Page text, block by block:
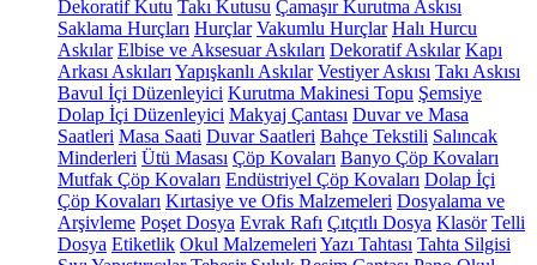
Dekoratif Kutu Takı Kutusu Çamaşır Kurutma Askısı
Saklama Hurçları Hurçlar Vakumlu Hurçlar Halı Hurcu
Askılar Elbise ve Aksesuar Askıları Dekoratif Askılar Kapı
Arkası Askıları Yapışkanlı Askılar Vestiyer Askısı Takı Askısı
Bavul İçi Düzenleyici Kurutma Makinesi Topu Şemsiye
Dolap İçi Düzenleyici Makyaj Çantası Duvar ve Masa
Saatleri Masa Saati Duvar Saatleri Bahçe Tekstili Salıncak
Minderleri Ütü Masası Çöp Kovaları Banyo Çöp Kovaları
Mutfak Çöp Kovaları Endüstriyel Çöp Kovaları Dolap İçi
Çöp Kovaları Kırtasiye ve Ofis Malzemeleri Dosyalama ve
Arşivleme Poşet Dosya Evrak Rafı Çıtçıtlı Dosya Klasör Telli
Dosya Etiketlik Okul Malzemeleri Yazı Tahtası Tahta Silgisi